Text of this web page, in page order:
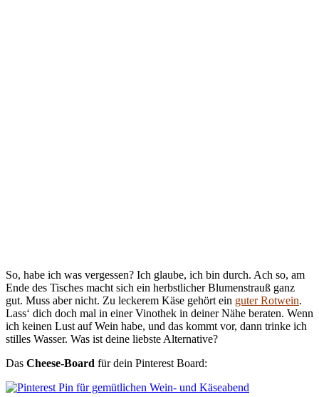
So, habe ich was vergessen? Ich glaube, ich bin durch. Ach so, am
Ende des Tisches macht sich ein herbstlicher Blumenstrauß ganz
gut. Muss aber nicht. Zu leckerem Käse gehört ein guter Rotwein.
Lass‘ dich doch mal in einer Vinothek in deiner Nähe beraten. Wenn
ich keinen Lust auf Wein habe, und das kommt vor, dann trinke ich
stilles Wasser. Was ist deine liebste Alternative?
Das Cheese-Board für dein Pinterest Board: